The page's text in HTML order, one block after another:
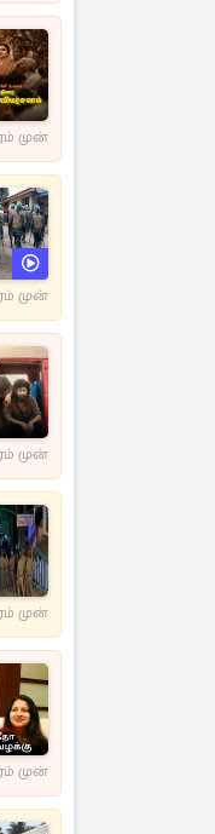
முன்
முன்
முன்
முன்
முன்